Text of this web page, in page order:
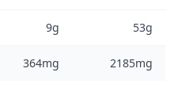
9g 53g
364mg 2185mg